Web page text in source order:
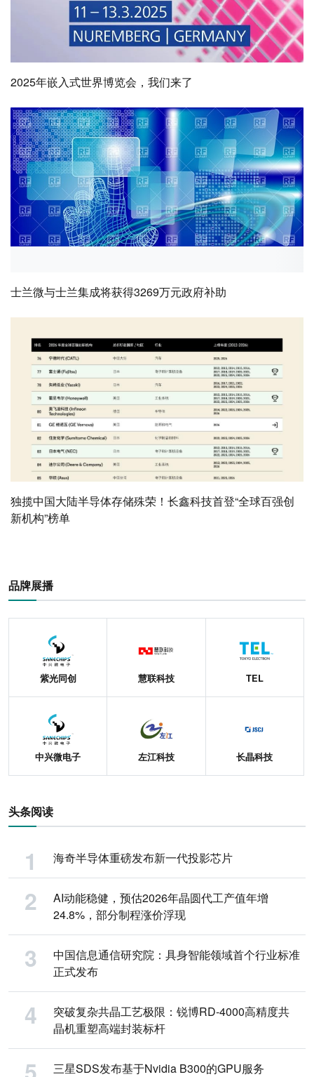
2025年嵌入式世界博览会，我们来了
士兰微与士兰集成将获得3269万元政府补助
独揽中国大陆半导体存储殊荣！长鑫科技首登“全球百强创
新机构”榜单
品牌展播
紫光同创 慧联科技 TEL
中兴微电子 左江科技 长晶科技
头条阅读
海奇半导体重磅发布新一代投影芯片
AI动能稳健，预估2026年晶圆代工产值年增
24.8%，部分制程涨价浮现
中国信息通信研究院：具身智能领域首个行业标准
正式发布
突破复杂共晶工艺极限：锐博RD-4000高精度共
晶机重塑高端封装标杆
三星SDS发布基于Nvidia B300的GPU服务